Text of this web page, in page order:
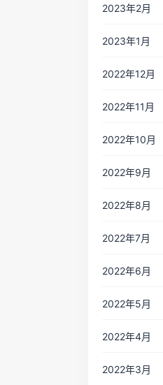
2023年2月
2023年1月
2022年12月
2022年11月
2022年10月
2022年9月
2022年8月
2022年7月
2022年6月
2022年5月
2022年4月
2022年3月